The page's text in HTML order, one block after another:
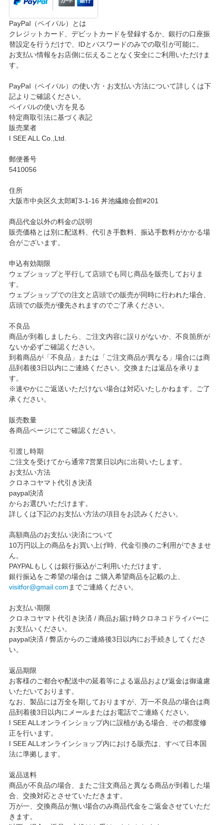
PayPal（ペイパル）とは
クレジットカード、デビットカードを登録するか、銀行の口座振
替設定を行うだけで、IDとパスワードのみでの取引が可能に。
お支払い情報をお店側に伝えることなく安全にご利用いただけま
す。
PayPal（ペイパル）の使い方・お支払い方法について詳しくは下
記よりご確認ください。
ペイパルの使い方を見る
特定商取引法に基づく表記
販売業者
I SEE ALL Co.,Ltd.
郵便番号
5410056
住所
大阪市中央区久太郎町3-1-16 丼池繊維会館#201
商品代金以外の料金の説明
販売価格とは別に配送料、代引き手数料、振込手数料がかかる場
合がございます。
申込有効期限
ウェブショップと平行して店頭でも同じ商品を販売しておりま
す。
ウェブショップでの注文と店頭での販売が同時に行われた場合、
店頭での販売が優先されますのでご了承ください。
不良品
商品が到着しましたら、ご注文内容に誤りがないか、不良箇所が
ないか必ずご確認ください。
到着商品が「不良品」または「ご注文商品が異なる」場合には商
品到着後3日以内にご連絡ください。交換または返品を承りま
す。
※速やかにご返送いただけない場合は対応いたしかねます。ご了
承ください。
販売数量
各商品ページにてご確認ください。
引渡し時期
ご注文を受けてから通常7営業日以内に出荷いたします。
お支払い方法
クロネコヤマト代引き決済
paypal決済
からお選びいただけます。
詳しくは下記のお支払い方法の項目をお読みください。
高額商品のお支払い決済について
10万円以上の商品をお買い上げ時、代金引換のご利用ができませ
ん。
PAYPALもしくは銀行振込がご利用いただけます。
銀行振込をご希望の場合は ご購入希望商品を記載の上、
visitfor@gmail.com までご連絡ください。
お支払い期限
クロネコヤマト代引き決済 / 商品お届け時クロネコドライバーに
お支払いください。
paypal決済 / 弊店からのご連絡後3日以内にお手続きしてくださ
い。
返品期限
お客様のご都合や配送中の延着等による返品および返金は御遠慮
いただいております。
なお、製品には万全を期しておりますが、万一不良品の場合は商
品到着後3日以内にメールまたはお電話でご連絡ください。
I SEE ALLオンラインショップ内に誤植がある場合、その都度修
正を行います。
I SEE ALLオンラインショップ内における販売は、すべて日本国
法に準拠します。
返品送料
商品が不良品の場合、またご注文商品と異なる商品が到着した場
合、交換対応とさせていただきます。
万が一、交換商品が無い場合のみ商品代金をご返金させていただ
きます。